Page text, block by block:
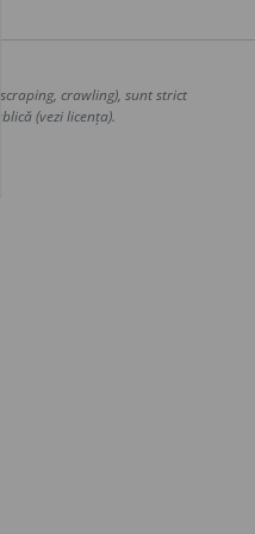
crawling), sunt strict
(vezi licența).